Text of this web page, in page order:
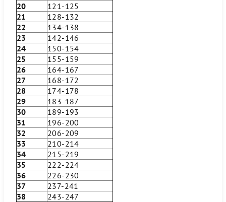
20
121-125
21
128-132
22
134-138
23
142-146
24
150-154
25
155-159
26
164-167
27
168-172
28
174-178
29
183-187
30
189-193
31
196-200
32
206-209
33
210-214
34
215-219
35
222-224
36
226-230
37
237-241
38
243-247